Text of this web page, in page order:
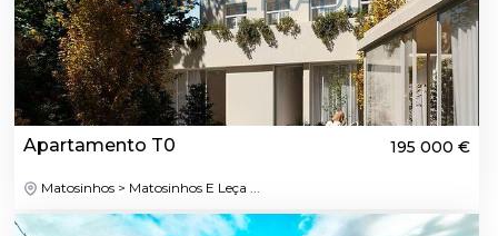
Apartamento T0 195 000 €
Matosinhos > Matosinhos E Leça ...